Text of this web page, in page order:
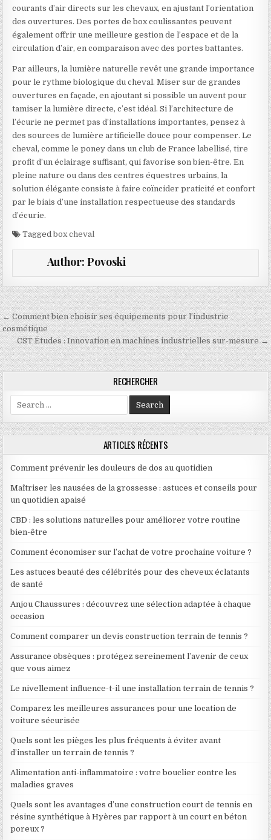
courants d’air directs sur les chevaux, en ajustant l’orientation
des ouvertures. Des portes de box coulissantes peuvent
également offrir une meilleure gestion de l’espace et de la
circulation d’air, en comparaison avec des portes battantes.
Par ailleurs, la lumière naturelle revêt une grande importance
pour le rythme biologique du cheval. Miser sur de grandes
ouvertures en façade, en ajoutant si possible un auvent pour
tamiser la lumière directe, c’est idéal. Si l’architecture de
l’écurie ne permet pas d’installations importantes, pensez à
des sources de lumière artificielle douce pour compenser. Le
cheval, comme le poney dans un club de France labellisé, tire
profit d’un éclairage suffisant, qui favorise son bien-être. En
pleine nature ou dans des centres équestres urbains, la
solution élégante consiste à faire coïncider praticité et confort
par le biais d’une installation respectueuse des standards
d’écurie.
Taggedbox cheval
Author: Povoski
Navigation de l’article
← Comment bien choisir ses équipements pour l’industrie
cosmétique
CST Études : Innovation en machines industrielles sur-mesure →
RECHERCHER
Search for:
ARTICLES RÉCENTS
Comment prévenir les douleurs de dos au quotidien
Maîtriser les nausées de la grossesse : astuces et conseils pour
un quotidien apaisé
CBD : les solutions naturelles pour améliorer votre routine
bien-être
Comment économiser sur l’achat de votre prochaine voiture ?
Les astuces beauté des célébrités pour des cheveux éclatants
de santé
Anjou Chaussures : découvrez une sélection adaptée à chaque
occasion
Comment comparer un devis construction terrain de tennis ?
Assurance obsèques : protégez sereinement l’avenir de ceux
que vous aimez
Le nivellement influence-t-il une installation terrain de tennis ?
Comparez les meilleures assurances pour une location de
voiture sécurisée
Quels sont les pièges les plus fréquents à éviter avant
d’installer un terrain de tennis ?
Alimentation anti-inflammatoire : votre bouclier contre les
maladies graves
Quels sont les avantages d’une construction court de tennis en
résine synthétique à Hyères par rapport à un court en béton
poreux ?